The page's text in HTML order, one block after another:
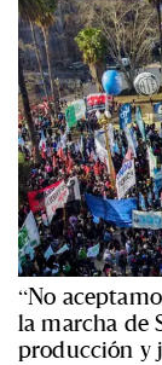
“No
la marcha de
producción y